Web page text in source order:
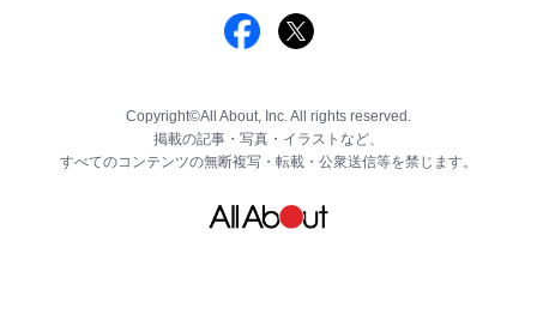
Copyright©All About, Inc. All rights reserved.
掲載の記事・写真・イラストなど、
すべてのコンテンツの無断複写・転載・公衆送信等を禁じます。